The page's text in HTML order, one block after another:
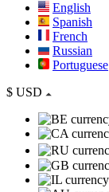
English
Spanish
French
Russian
Portuguese
$ USD